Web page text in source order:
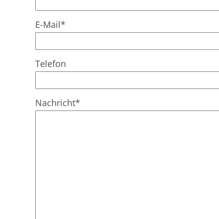
E-Mail*
Telefon
Nachricht*